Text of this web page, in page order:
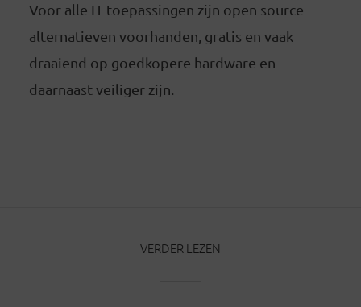
Voor alle IT toepassingen zijn open source
alternatieven voorhanden, gratis en vaak
draaiend op goedkopere hardware en
daarnaast veiliger zijn.
VERDER LEZEN